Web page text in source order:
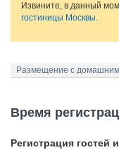
Извините, в данный
гостиницы Москвы.
Размещение с
Время
Регистрация гостей